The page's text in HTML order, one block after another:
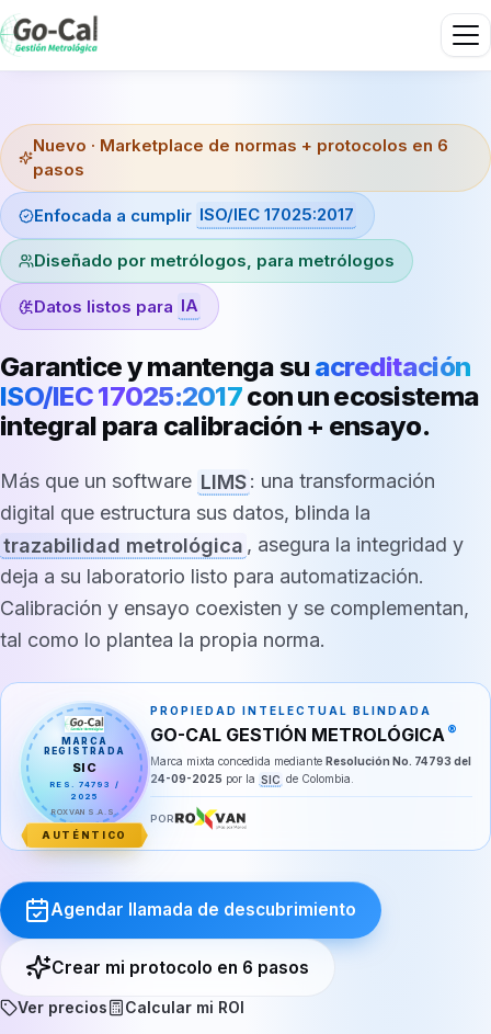
Nuevo · Marketplace de normas + protocolos en 6
pasos
Enfocada a cumplir ISO/IEC 17025:2017
Diseñado por metrólogos, para metrólogos
Datos listos para IA
Garantice y mantenga su acreditación
ISO/IEC 17025:2017con un ecosistema
integral para calibración + ensayo.
Más que un software LIMS: una transformación
digital que estructura sus datos, blinda la
trazabilidad metrológica , asegura la integridad y
deja a su laboratorio listo para automatización.
Calibración y ensayo coexisten y se complementan,
tal como lo plantea la propia norma.
MARCA
REGISTRADA
SIC
RES. 74793 /
2025
ROXVAN S.A.S.
AUTÉNTICO
PROPIEDAD INTELECTUAL BLINDADA
GO-CAL GESTIÓN METROLÓGICA ®
Marca mixta concedida mediante Resolución No. 74793 del
24-09-2025 por la SIC de Colombia.
POR
Agendar llamada de descubrimiento
Crear mi protocolo en 6 pasos
Ver precios Calcular mi ROI